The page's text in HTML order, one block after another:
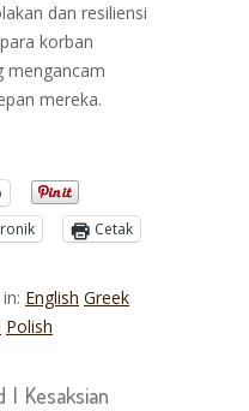
dan resiliensi
korban
mengancam
mereka.
Cetak
English Greek
Polish
| Kesaksian